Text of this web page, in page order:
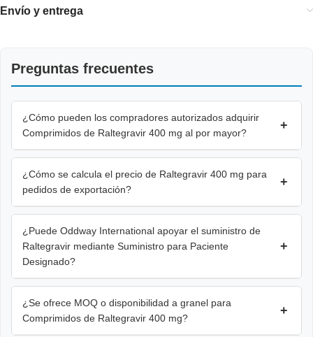
Envío y entrega
Preguntas frecuentes
¿Cómo pueden los compradores autorizados adquirir
Comprimidos de Raltegravir 400 mg al por mayor?
+
¿Cómo se calcula el precio de Raltegravir 400 mg para
pedidos de exportación?
+
¿Puede Oddway International apoyar el suministro de
Raltegravir mediante Suministro para Paciente
Designado?
+
¿Se ofrece MOQ o disponibilidad a granel para
Comprimidos de Raltegravir 400 mg?
+